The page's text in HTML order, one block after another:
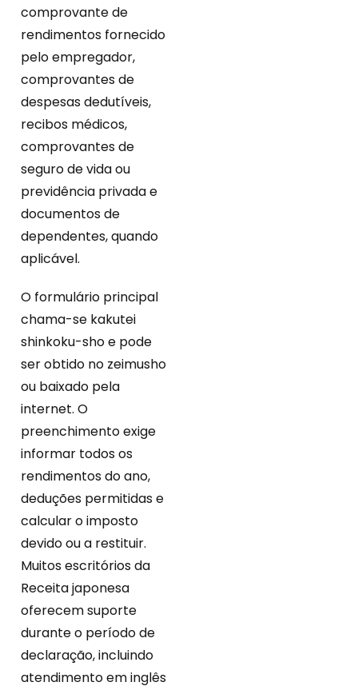
comprovante de
rendimentos fornecido
pelo empregador,
comprovantes de
despesas dedutíveis,
recibos médicos,
comprovantes de
seguro de vida ou
previdência privada e
documentos de
dependentes, quando
aplicável.
O formulário principal
chama-se kakutei
shinkoku-sho e pode
ser obtido no zeimusho
ou baixado pela
internet. O
preenchimento exige
informar todos os
rendimentos do ano,
deduções permitidas e
calcular o imposto
devido ou a restituir.
Muitos escritórios da
Receita japonesa
oferecem suporte
durante o período de
declaração, incluindo
atendimento em inglês